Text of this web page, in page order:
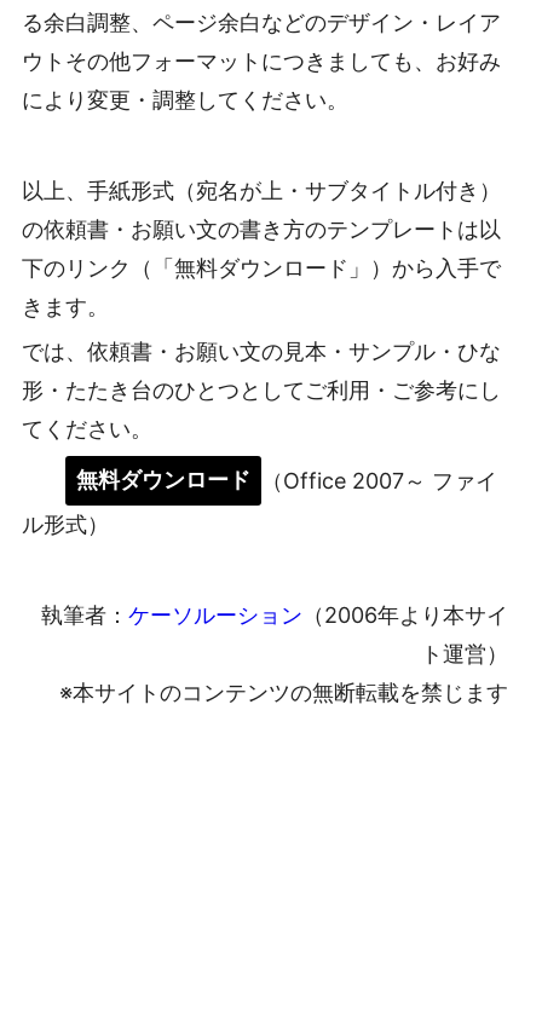
る余白調整、ページ余白などのデザイン・レイア
ウトその他フォーマットにつきましても、お好み
により変更・調整してください。
以上、手紙形式（宛名が上・サブタイトル付き）
の依頼書・お願い文の書き方のテンプレートは以
下のリンク（「無料ダウンロード」）から入手で
きます。
では、依頼書・お願い文の見本・サンプル・ひな
形・たたき台のひとつとしてご利用・ご参考にし
てください。
無料ダウンロード
（Office 2007～ ファイ
ル形式）
執筆者： ケーソルーション （2006年より本サイ
ト運営）
※本サイトのコンテンツの無断転載を禁じます